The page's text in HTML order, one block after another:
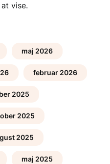
vise.
maj 2026
februar 2026
2025
2025
2025
maj 2025